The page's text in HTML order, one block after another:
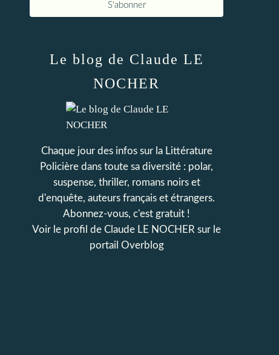
Le blog de Claude LE
NOCHER
Chaque jour des infos sur la Littérature
Policière dans toute sa diversité : polar,
suspense, thriller, romans noirs et
d'enquête, auteurs français et étrangers.
Abonnez-vous, c'est gratuit !
Voir le profil de Claude LE NOCHER sur le
portail Overblog